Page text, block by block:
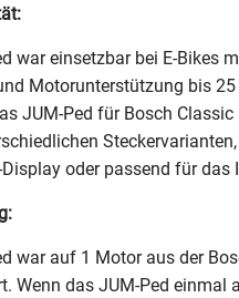
war einsetzbar bei E-Bikes
Motorunterstützung bis
JUM-Ped für Bosch
oder passend für das
war auf 1 Motor aus der
Wenn das JUM-Ped einmal